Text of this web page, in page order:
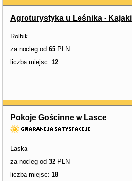
Agroturystyka u Leśnika - Kajaki
Rolbik
za nocleg od 65 PLN
liczba miejsc: 12
Pokoje Gościnne w Lasce
Laska
za nocleg od 32 PLN
liczba miejsc: 18